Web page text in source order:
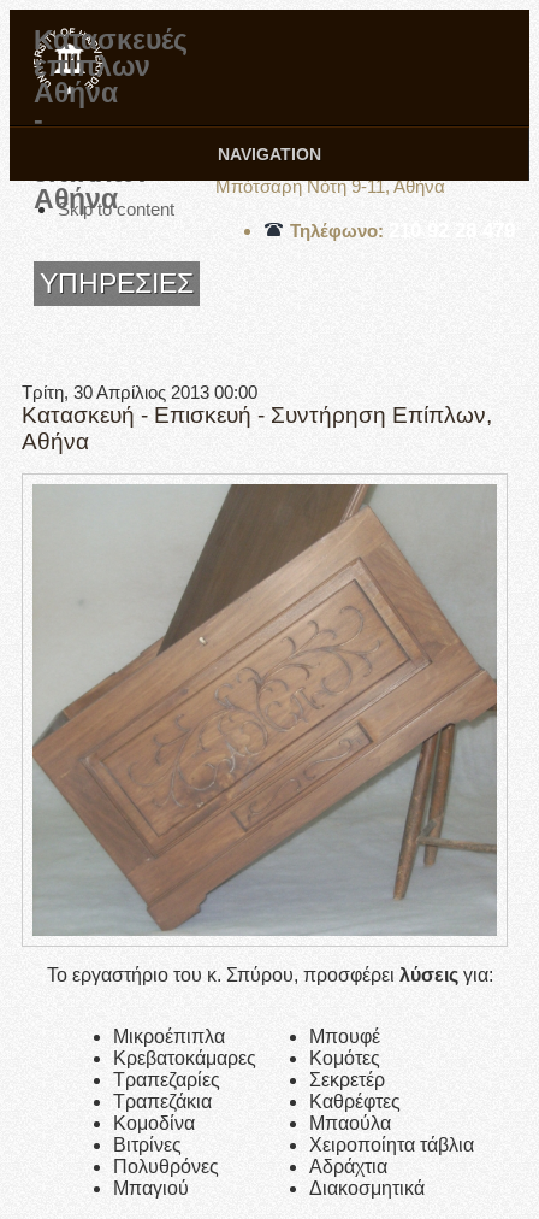
Κατασκευές
επίπλων
Αθήνα
-
επίπλων
Αθήνα
Εργαστήριο Δημήτρη Σπύρου
Μπότσαρη Νότη 9-11, Αθήνα
Τηλέφωνο:
NAVIGATION
Skip to content
ΥΠΗΡΕΣΙΕΣ
Τρίτη, 30 Απρίλιος 2013 00:00
Κατασκευή - Επισκευή - Συντήρηση Επίπλων,
Αθήνα
Το εργαστήριο του κ. Σπύρου, προσφέρει λύσειςγια:
Μικροέπιπλα
Κρεβατοκάμαρες
Τραπεζαρίες
Τραπεζάκια
Κομοδίνα
Βιτρίνες
Πολυθρόνες
Μπαγιού
Μπουφέ
Κομότες
Σεκρετέρ
Καθρέφτες
Μπαούλα
Χειροποίητα τάβλια
Αδράχτια
Διακοσμητικά